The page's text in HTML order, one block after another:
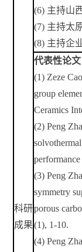
科研
成果
(6) 主持山
(7) 主持太
(8) 主持企
代表性论文
(1) Zeze
group
CeramicsI
(2)Peng
(3)Peng
symmetry
porous
(1), 1-10.
(4)Peng